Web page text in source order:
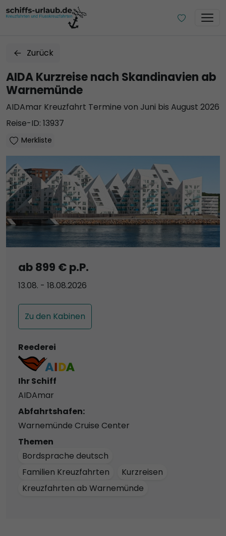
Zurück
AIDA Kurzreise nach Skandinavien ab
Warnemünde
AIDAmar Kreuzfahrt Termine von Juni bis August 2026
Reise-ID: 13937
Merkliste
ab 899 € p.P.
13.08. - 18.08.2026
Zu den Kabinen
Reederei
Ihr Schiff
AIDAmar
Abfahrtshafen:
Warnemünde Cruise Center
Themen
Bordsprache deutsch
Familien Kreuzfahrten
Kurzreisen
Kreuzfahrten ab Warnemünde